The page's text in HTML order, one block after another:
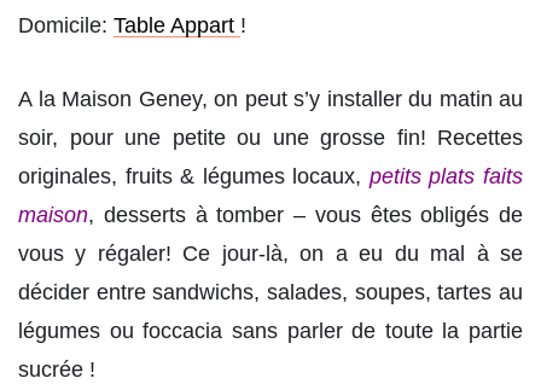
Domicile: Table Appart !
A la Maison Geney, on peut s’y installer du matin au
soir, pour une petite ou une grosse fin! Recettes
originales, fruits & légumes locaux, petits plats faits
maison, desserts à tomber – vous êtes obligés de
vous y régaler! Ce jour-là, on a eu du mal à se
décider entre sandwichs, salades, soupes, tartes au
légumes ou foccacia sans parler de toute la partie
sucrée !